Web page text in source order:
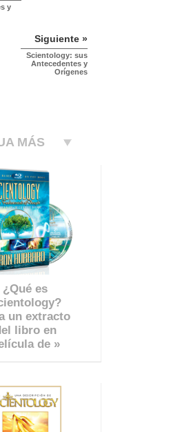
y
Siguiente »
Scientology: sus
Antecedentes y
Orígenes
MÁS
¿Qué es
un extracto
libro en
de »